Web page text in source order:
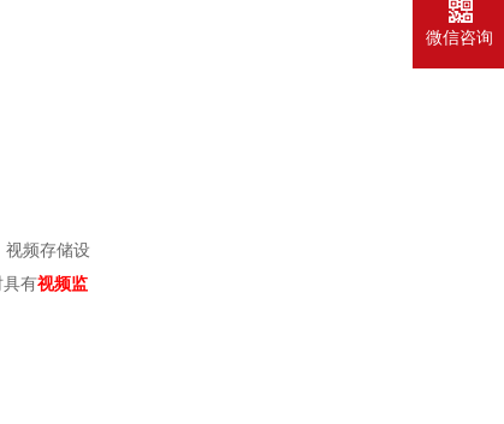
频存储设
具有视频监
微信咨询